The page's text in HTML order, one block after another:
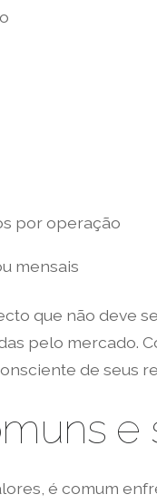
por operação
mensais
que não deve
pelo mercado.
de seus
e
é comum